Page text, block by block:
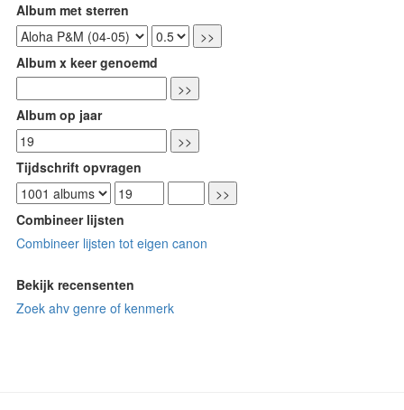
Album met sterren
Album x keer genoemd
Album op jaar
Tijdschrift opvragen
Combineer lijsten
Combineer lijsten tot eigen canon
Bekijk recensenten
Zoek ahv genre of kenmerk